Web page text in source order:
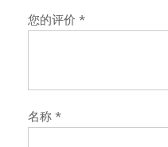
您的评价 *
名称 *